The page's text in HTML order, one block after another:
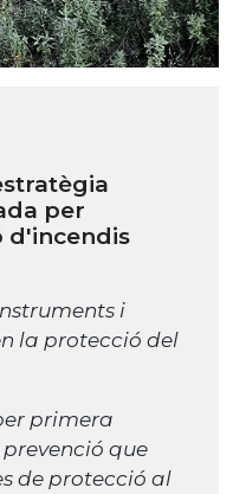
per
d'incendis
i
la protecció del
primera
que
de protecció al